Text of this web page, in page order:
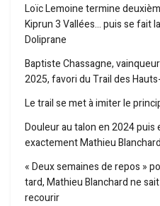
Loïc Lemoine termine
Kiprun 3 Vallées… puis se fait
Doliprane
Baptiste Chassagne,
2025, favori du Trail des
Le trail se met à imiter le
Douleur au talon en 2024
exactement Mathieu
« Deux semaines de repos »
tard, Mathieu Blanchard ne
recourir